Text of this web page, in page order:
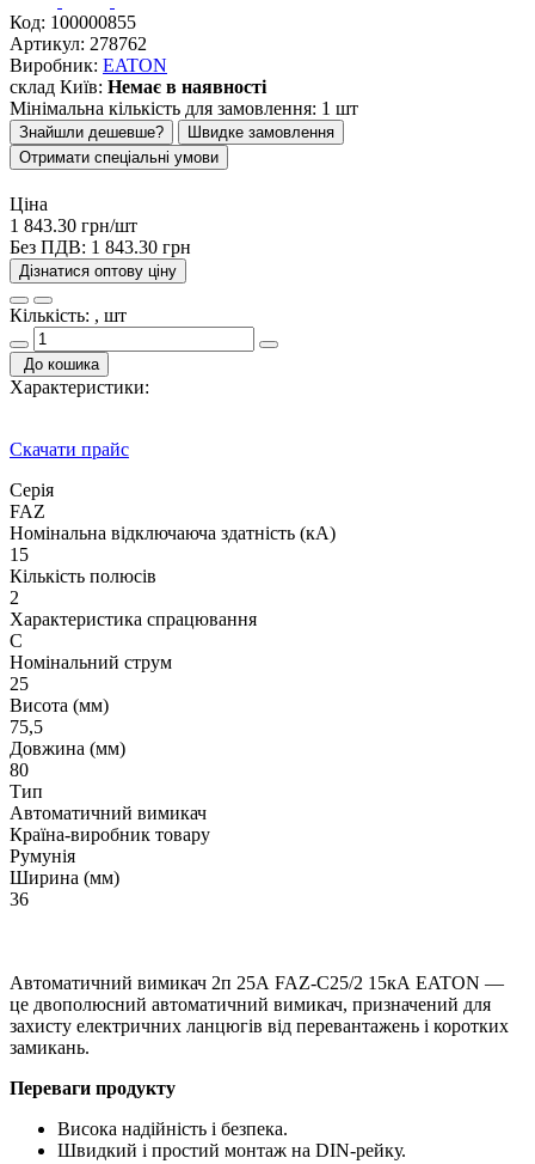
Код: 100000855
Артикул: 278762
Виробник: EATON
склад Київ: Немає в наявності
Мінімальна кількість для замовлення: 1 шт
Знайшли дешевше?
Швидке замовлення
Отримати спеціальні умови
Ціна
1 843.30 грн/шт
Без ПДВ: 1 843.30 грн
Дізнатися оптову ціну
Кількість: , шт
До кошика
Характеристики:
Скачати прайс
Серія
FAZ
Номінальна відключаюча здатність (кА)
15
Кількість полюсів
2
Характеристика спрацювання
C
Номінальний струм
25
Висота (мм)
75,5
Довжина (мм)
80
Тип
Автоматичний вимикач
Країна-виробник товару
Румунія
Ширина (мм)
36
Автоматичний вимикач 2п 25А FAZ-C25/2 15кА EATON —
це двополюсний автоматичний вимикач, призначений для
захисту електричних ланцюгів від перевантажень і коротких
замикань.
Переваги продукту
Висока надійність і безпека.
Швидкий і простий монтаж на DIN-рейку.